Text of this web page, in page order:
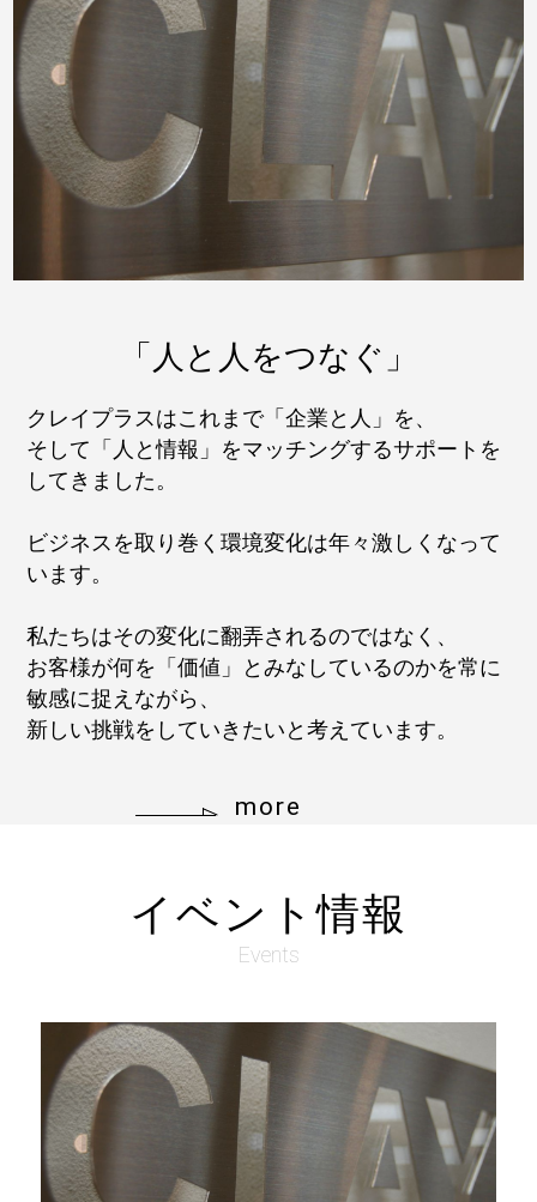
「⼈と⼈をつなぐ」
クレイプラスはこれまで「企業と⼈」を、
そして「⼈と情報」をマッチングするサポートを
してきました。
ビジネスを取り巻く環境変化は年々激しくなって
います。
私たちはその変化に翻弄されるのではなく、
お客様が何を「価値」とみなしているのかを常に
敏感に捉えながら、
新しい挑戦をしていきたいと考えています。
more
イベント情報
Events